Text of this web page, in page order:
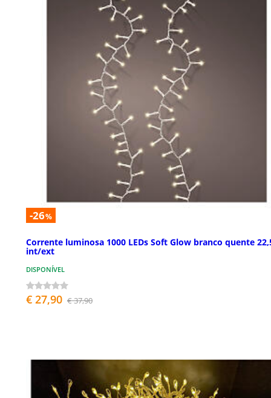
-26%
Corrente luminosa 1000 LEDs Soft Glow branco quente
int/ext
DISPONÍVEL
€ 27,90 € 37,90